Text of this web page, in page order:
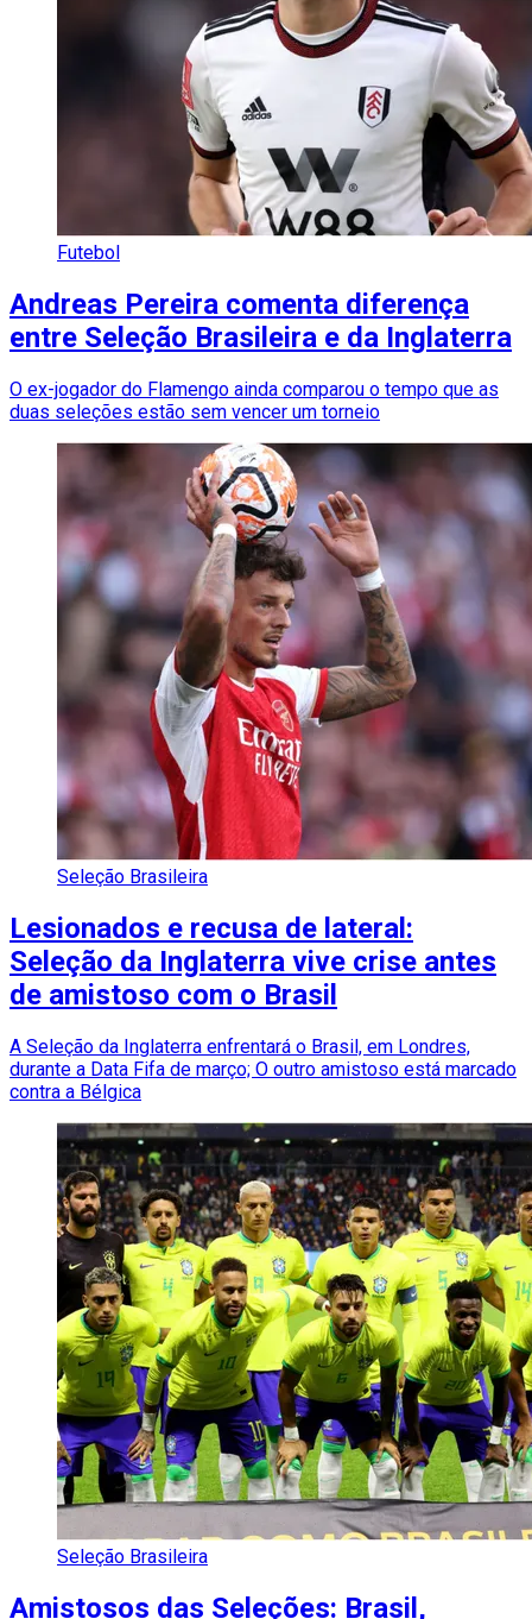
Futebol
Andreas Pereira comenta diferença
entre Seleção Brasileira e da Inglaterra
O ex-jogador do Flamengo ainda comparou o tempo que as
duas seleções estão sem vencer um torneio
Seleção Brasileira
Lesionados e recusa de lateral:
Seleção da Inglaterra vive crise antes
de amistoso com o Brasil
A Seleção da Inglaterra enfrentará o Brasil, em Londres,
durante a Data Fifa de março; O outro amistoso está marcado
contra a Bélgica
Seleção Brasileira
Amistosos das Seleções: Brasil,